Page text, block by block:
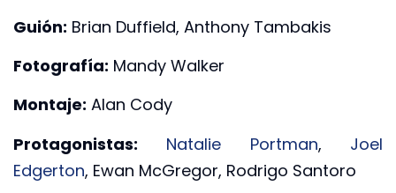
Guión: Brian Duffield, Anthony Tambakis
Fotografía: Mandy Walker
Montaje: Alan Cody
Protagonistas:
Natalie Portman, Joel
Edgerton, Ewan McGregor, Rodrigo Santoro